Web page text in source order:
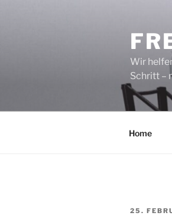
Wir
Schritt –
Home
25.